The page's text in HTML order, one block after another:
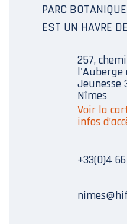
PARC
EST UN HAVRE
257,
l'Auberge
Jeunesse
Nîmes
Voir la
infos
+33(0)4